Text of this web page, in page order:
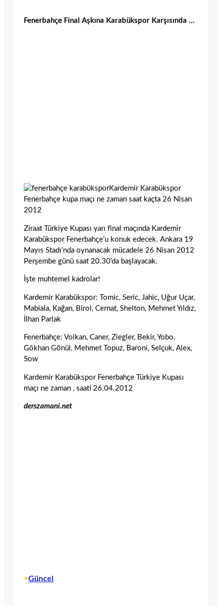
Fenerbahçe Final Aşkına Karabükspor Karşısında …
Kardemir Karabükspor
Fenerbahçe kupa maçı ne zaman saat kaçta 26 Nisan
2012
Ziraat Türkiye Kupası yarı final maçında Kardemir
Karabükspor Fenerbahçe’u konuk edecek. Ankara 19
Mayıs Stadı’nda oynanacak mücadele 26 Nisan 2012
Perşembe günü saat 20.30’da başlayacak.
İşte muhtemel kadrolar!
Kardemir Karabükspor: Tomic, Seric, Jahic, Uğur Uçar,
Mabiala, Kağan, Birol, Cernat, Shelton, Mehmet Yıldız,
İlhan Parlak
Fenerbahçe: Volkan, Caner, Ziegler, Bekir, Yobo,
Gökhan Gönül, Mehmet Topuz, Baroni, Selçuk, Alex,
Sow
Kardemir Karabükspor Fenerbahçe Türkiye Kupası
maçı ne zaman , saati 26.04.2012
derszamani.net
•Güncel